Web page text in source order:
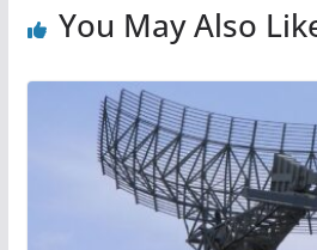
o p
You May Also